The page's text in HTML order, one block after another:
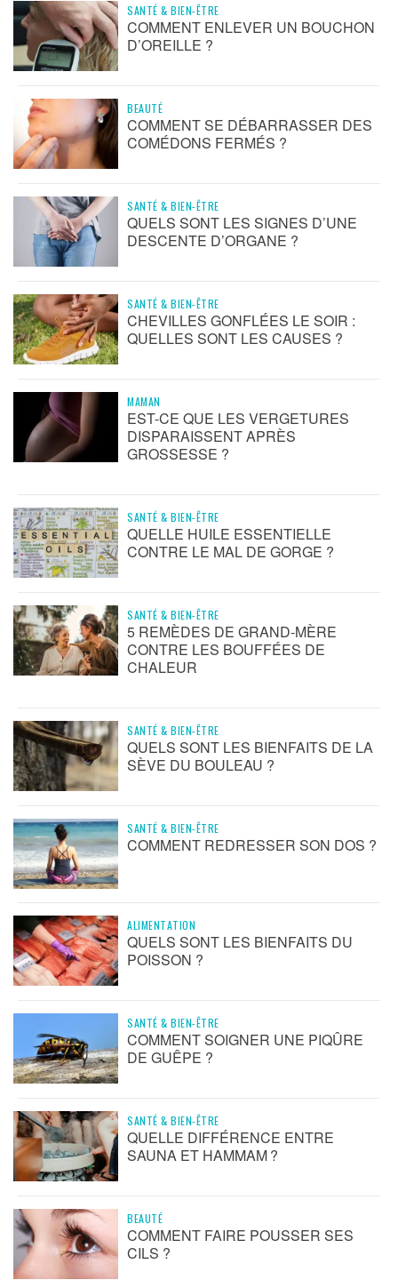
SANTÉ & BIEN-ÊTRE
COMMENT ENLEVER UN BOUCHON
D’OREILLE ?
BEAUTÉ
COMMENT SE DÉBARRASSER DES
COMÉDONS FERMÉS ?
SANTÉ & BIEN-ÊTRE
QUELS SONT LES SIGNES D’UNE
DESCENTE D’ORGANE ?
SANTÉ & BIEN-ÊTRE
CHEVILLES GONFLÉES LE SOIR :
QUELLES SONT LES CAUSES ?
MAMAN
EST-CE QUE LES VERGETURES
DISPARAISSENT APRÈS
GROSSESSE ?
SANTÉ & BIEN-ÊTRE
QUELLE HUILE ESSENTIELLE
CONTRE LE MAL DE GORGE ?
SANTÉ & BIEN-ÊTRE
5 REMÈDES DE GRAND-MÈRE
CONTRE LES BOUFFÉES DE
CHALEUR
SANTÉ & BIEN-ÊTRE
QUELS SONT LES BIENFAITS DE LA
SÈVE DU BOULEAU ?
SANTÉ & BIEN-ÊTRE
COMMENT REDRESSER SON DOS ?
ALIMENTATION
QUELS SONT LES BIENFAITS DU
POISSON ?
SANTÉ & BIEN-ÊTRE
COMMENT SOIGNER UNE PIQÛRE
DE GUÊPE ?
SANTÉ & BIEN-ÊTRE
QUELLE DIFFÉRENCE ENTRE
SAUNA ET HAMMAM ?
BEAUTÉ
COMMENT FAIRE POUSSER SES
CILS ?